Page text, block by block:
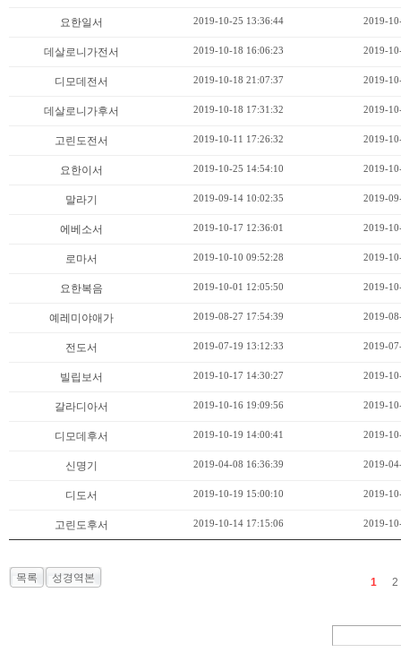
요한일서 2019-10-25 13:36:44 2019-
데살로니가전서 2019-10-18 16:06:23 2019-
디모데전서 2019-10-18 21:07:37 2019-
데살로니가후서 2019-10-18 17:31:32 2019-
고린도전서 2019-10-11 17:26:32 2019-
요한이서 2019-10-25 14:54:10 2019-
말라기 2019-09-14 10:02:35 2019-
에베소서 2019-10-17 12:36:01 2019-
로마서 2019-10-10 09:52:28 2019-
요한복음 2019-10-01 12:05:50 2019-
예레미야애가 2019-08-27 17:54:39 2019-
전도서 2019-07-19 13:12:33 2019-
빌립보서 2019-10-17 14:30:27 2019-
갈라디아서 2019-10-16 19:09:56 2019-
디모데후서 2019-10-19 14:00:41 2019-
신명기 2019-04-08 16:36:39 2019-
디도서 2019-10-19 15:00:10 2019-
고린도후서 2019-10-14 17:15:06 2019-
목록 성경역본 1 2